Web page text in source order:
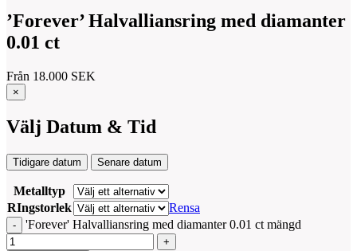
’Forever’ Halvalliansring med diamanter
0.01 ct
Från 18.000 SEK
×
Välj Datum & Tid
Tidigare datum Senare datum
Metalltyp
RIngstorlek
Rensa
'Forever' Halvalliansring med diamanter 0.01 ct mängd